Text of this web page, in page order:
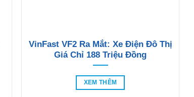
VinFast VF2 Ra Mắt: Xe Điện Đô Thị
Giá Chỉ 188 Triệu Đồng
XEM THÊM